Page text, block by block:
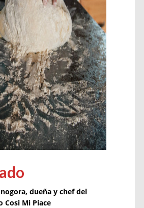
, dueña y chef del
Cosi Mi Piace